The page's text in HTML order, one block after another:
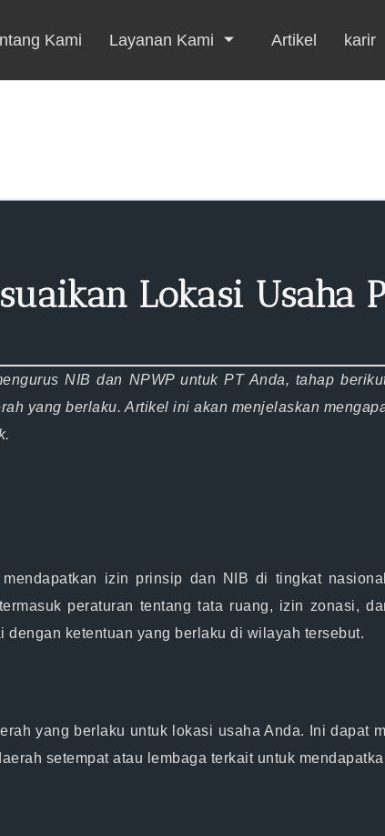
Kami Layanan Kami Artikel karir
Lokasi Usaha
NIB dan NPWP untuk PT Anda, tahap
yang berlaku. Artikel ini akan menjelaskan
izin prinsip dan NIB di tingkat
peraturan tentang tata ruang, izin zonasi,
ketentuan yang berlaku di wilayah tersebut.
yang berlaku untuk lokasi usaha Anda. Ini dapat
setempat atau lembaga terkait untuk